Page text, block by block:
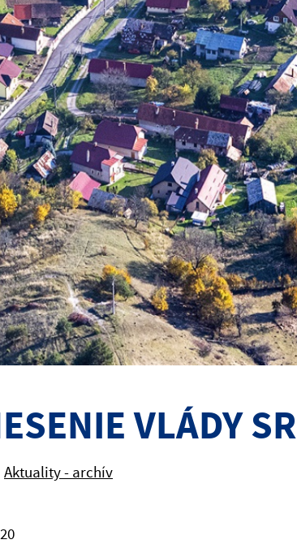
VLÁDY SR
Aktuality - archív